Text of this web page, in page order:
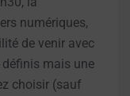
numériques,
de venir avec
définis mais une
choisir (sauf